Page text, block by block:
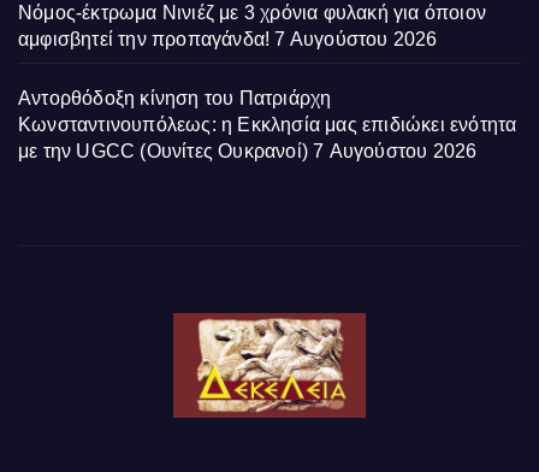
Νόμος-έκτρωμα Νινιέζ με 3 χρόνια φυλακή για όποιον
αμφισβητεί την προπαγάνδα! 7 Αυγούστου 2026
Αντορθόδοξη κίνηση του Πατριάρχη
Κωνσταντινουπόλεως: η Εκκλησία μας επιδιώκει ενότητα
με την UGCC (Ουνίτες Ουκρανοί) 7 Αυγούστου 2026